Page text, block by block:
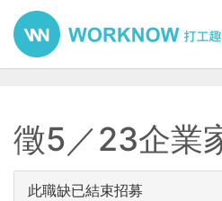
徵5／23企業
此職缺已結束招募